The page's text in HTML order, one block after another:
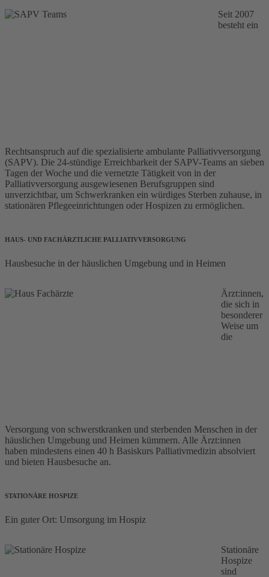
Seit 2007
besteht ein
Rechtsanspruch auf die spezialisierte ambulante Palliativversorgung
(SAPV). Die 24-stündige Erreichbarkeit der SAPV-Teams an sieben
Tagen der Woche und die vernetzte Tätigkeit von in der
Palliativversorgung ausgewiesenen Berufsgruppen sind
unverzichtbar, um Schwerkranken ein würdiges Sterben zuhause, in
stationären Pflegeeinrichtungen oder Hospizen zu ermöglichen.
HAUS- UND FACHÄRZTLICHE PALLIATIVVERSORGUNG
Hausbesuche in der häuslichen Umgebung und in Heimen
Ärzt:innen,
die sich in
besonderer
Weise um
die
Versorgung von schwerstkranken und sterbenden Menschen in der
häuslichen Umgebung und Heimen kümmern. Alle Ärzt:innen
haben mindestens einen 40 h Basiskurs Palliativmedizin absolviert
und bieten Hausbesuche an.
STATIONÄRE HOSPIZE
Ein guter Ort: Umsorgung im Hospiz
Stationäre
Hospize
sind